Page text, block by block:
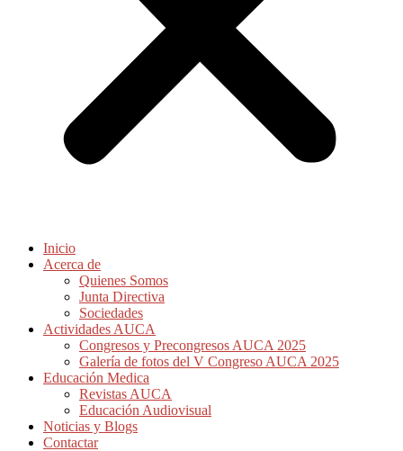
Inicio
Acerca de
Quienes Somos
Junta Directiva
Sociedades
Actividades AUCA
Congresos y Precongresos AUCA 2025
Galería de fotos del V Congreso AUCA 2025
Educación Medica
Revistas AUCA
Educación Audiovisual
Noticias y Blogs
Contactar